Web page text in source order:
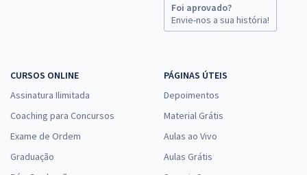
Foi aprovado?
Envie-nos a sua história!
CURSOS ONLINE
Assinatura Ilimitada
Coaching para Concursos
Exame de Ordem
Graduação
PÁGINAS ÚTEIS
Depoimentos
Material Grátis
Aulas ao Vivo
Aulas Grátis